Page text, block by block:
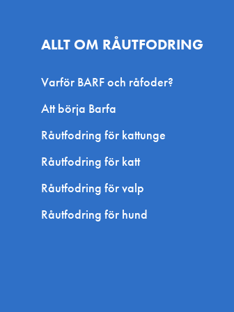
ALLT OM RÅUTFODRING
Varför BARF och råfoder?
Att börja Barfa
Råutfodring för kattunge
Råutfodring för katt
Råutfodring för valp
Råutfodring för hund